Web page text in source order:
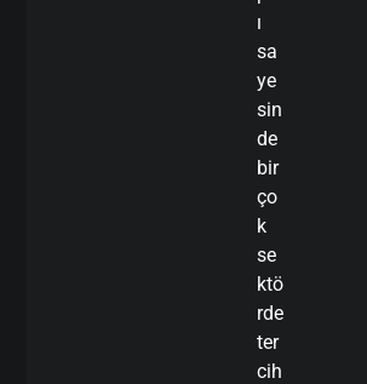
ı
sa
ye
sin
de
bir
ço
k
se
ktö
rde
ter
cih